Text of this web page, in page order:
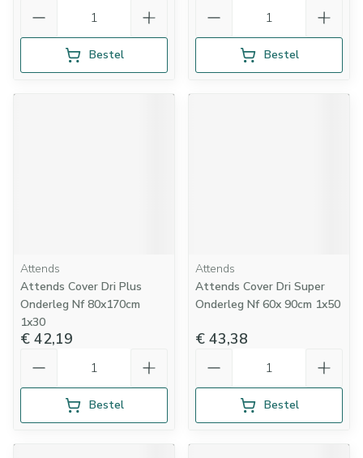
Bestel Bestel
Attends
Attends Cover Dri Plus
Onderleg Nf 80x170cm
1x30
€ 42,19
Bestel
Attends
Attends Cover Dri Super
Onderleg Nf 60x 90cm 1x50
€ 43,38
Bestel